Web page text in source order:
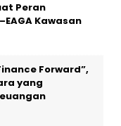
Peran
Kawasan
Forward”,
yang